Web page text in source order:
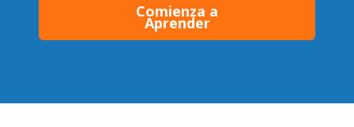
Comienza a
Aprender